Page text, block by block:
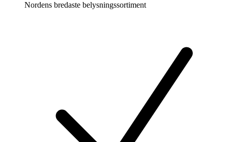
Nordens bredaste belysningssortiment